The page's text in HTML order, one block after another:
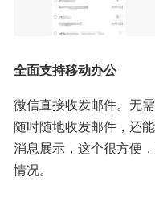
全面支持移动办公
微信直接收发邮件。无
随时随地收发邮件，还
消息展示，这个很方便
情况。